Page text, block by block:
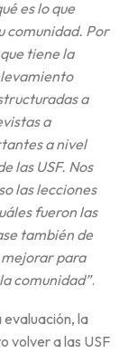
es lo que
comunidad. Por
tiene la
a
a
a nivel
las USF. Nos
las lecciones
fueron las
también de
mejorar para
comunidad”.
la
volver a las USF